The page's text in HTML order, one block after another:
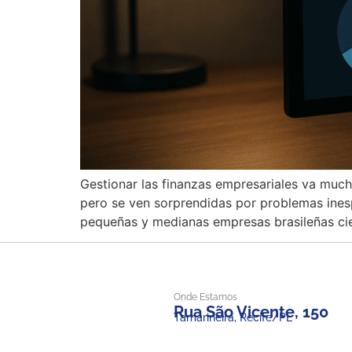
Gestionar las finanzas empresariales va
pero se ven sorprendidas por problemas
pequeñas y medianas empresas brasileñas
Onde Estamos
Rua São Vicente, 150
Tamarineira, Recife/PE